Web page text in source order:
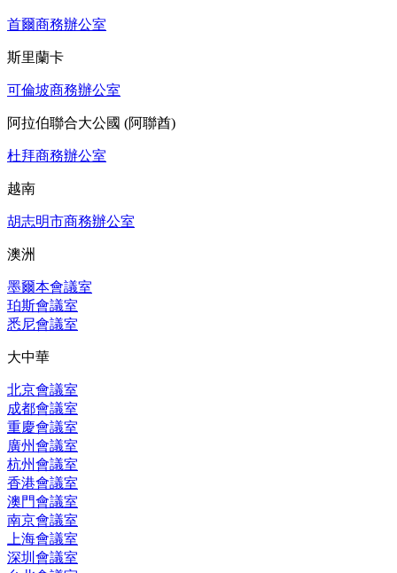
首爾商務辦公室
斯里蘭卡
可倫坡商務辦公室
阿拉伯聯合大公國 (阿聯酋)
杜拜商務辦公室
越南
胡志明市商務辦公室
澳洲
墨爾本會議室
珀斯會議室
悉尼會議室
大中華
北京會議室
成都會議室
重慶會議室
廣州會議室
杭州會議室
香港會議室
澳門會議室
南京會議室
上海會議室
深圳會議室